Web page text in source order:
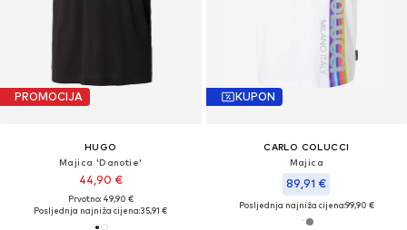
PROMOCIJA
HUGO
Majica 'Danotie'
44,90 €
Prvotno: 49,90 €
Posljednja najniža cijena:35,91 €
KUPON
CARLO COLUCCI
Majica
89,91 €
Posljednja najniža cijena:99,90 €